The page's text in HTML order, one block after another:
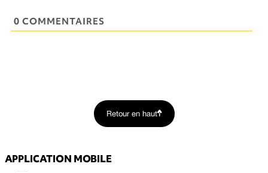
0 COMMENTAIRES
Retour en haut
APPLICATION MOBILE